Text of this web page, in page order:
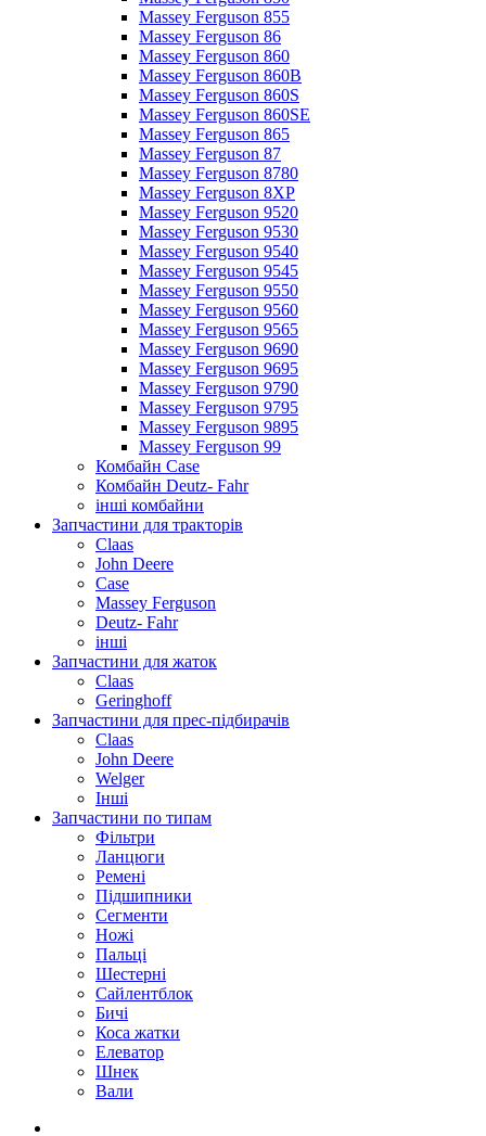
Massey Ferguson 855
Massey Ferguson 86
Massey Ferguson 860
Massey Ferguson 860B
Massey Ferguson 860S
Massey Ferguson 860SE
Massey Ferguson 865
Massey Ferguson 87
Massey Ferguson 8780
Massey Ferguson 8XP
Massey Ferguson 9520
Massey Ferguson 9530
Massey Ferguson 9540
Massey Ferguson 9545
Massey Ferguson 9550
Massey Ferguson 9560
Massey Ferguson 9565
Massey Ferguson 9690
Massey Ferguson 9695
Massey Ferguson 9790
Massey Ferguson 9795
Massey Ferguson 9895
Massey Ferguson 99
Комбайн Case
Комбайн Deutz- Fahr
інші комбайни
Запчастини для тракторів
Claas
John Deere
Case
Massey Ferguson
Deutz- Fahr
інші
Запчастини для жаток
Claas
Geringhoff
Запчастини для прес-підбирачів
Claas
John Deere
Welger
Інші
Запчастини по типам
Фільтри
Ланцюги
Ремені
Підшипники
Сегменти
Ножі
Пальці
Шестерні
Сайлентблок
Бичі
Коса жатки
Елеватор
Шнек
Вали